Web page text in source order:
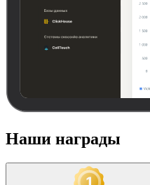
Наши награды